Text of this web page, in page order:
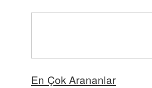
En Çok Arananlar